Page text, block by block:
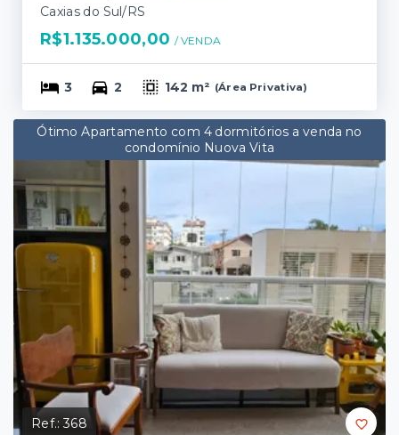
Caxias do Sul/RS
R$1.135.000,00 / VENDA
3 2 142 m² (Área Privativa)
Ótimo Apartamento com 4 dormitórios a venda no
condomínio Nuova Vita
Ref.:368